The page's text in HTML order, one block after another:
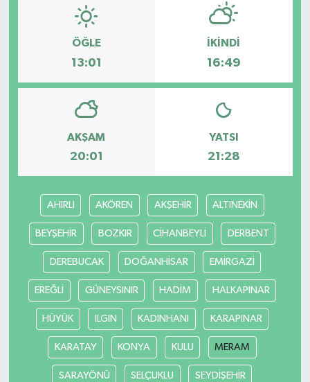
ÖĞLE
13:01
İKINDI
16:49
AKŞAM
20:01
YATSI
21:28
AHIRLI AKÖREN AKŞEHİR ALTINEKİN
BEYŞEHİR BOZKIR CİHANBEYLİ DERBENT
DEREBUCAK DOĞANHİSAR EMİRGAZİ
EREĞLİ GÜNEYSINIR HADİM HALKAPINAR
HÜYÜK ILGIN KADINHANI KARAPINAR
KARATAY KONYA KULU MERAM
SARAYÖNÜ SELÇUKLU SEYDİŞEHİR